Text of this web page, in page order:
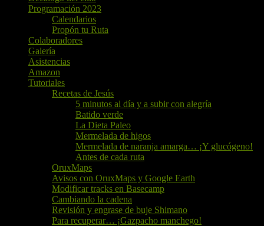
Programación 2023
Calendarios
Propón tu Ruta
Colaboradores
Galería
Asistencias
Amazon
Tutoriales
Recetas de Jesús
5 minutos al día y a subir con alegría
Batido verde
La Dieta Paleo
Mermelada de higos
Mermelada de naranja amarga… ¡Y glucógeno!
Antes de cada ruta
OruxMaps
Avisos con OruxMaps y Google Earth
Modificar tracks en Basecamp
Cambiando la cadena
Revisión y engrase de buje Shimano
Para recuperar… ¡Gazpacho manchego!